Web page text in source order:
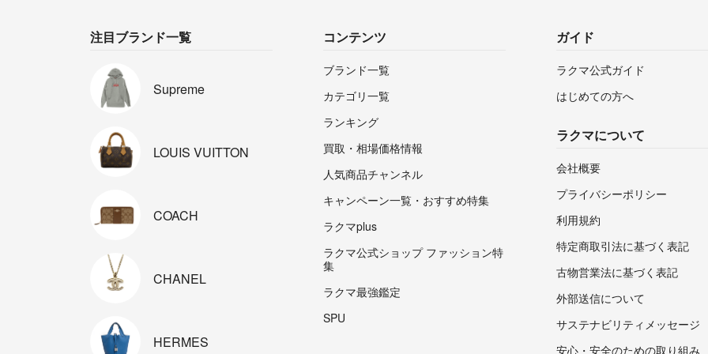
注目ブランド一覧
Supreme
LOUIS VUITTON
COACH
CHANEL
HERMES
コンテンツ
ブランド一覧
カテゴリ一覧
ランキング
買取・相場価格情報
人気商品チャンネル
キャンペーン一覧・おすすめ特集
ラクマplus
ラクマ公式ショップ ファッション特
集
ラクマ最強鑑定
SPU
ガイド
ラクマ公式ガイド
はじめての方へ
ラクマについて
会社概要
プライバシーポリシー
利用規約
特定商取引法に基づく表記
古物営業法に基づく表記
外部送信について
サステナビリティメッセージ
安心・安全のための取り組み